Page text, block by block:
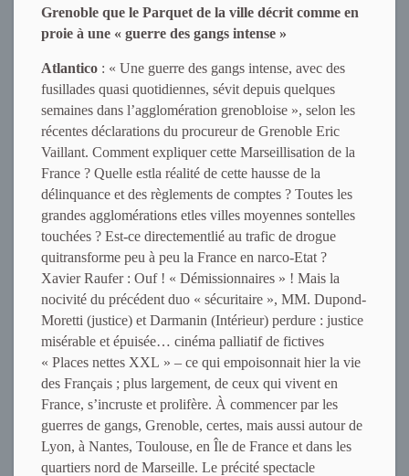
Grenoble que le Parquet de la ville décrit comme en
proie à une « guerre des gangs intense »
Atlantico : « Une guerre des gangs intense, avec des
fusillades quasi quotidiennes, sévit depuis quelques
semaines dans l’agglomération grenobloise », selon les
récentes déclarations du procureur de Grenoble Eric
Vaillant. Comment expliquer cette Marseillisation de la
France ? Quelle estla réalité de cette hausse de la
délinquance et des règlements de comptes ? Toutes les
grandes agglomérations etles villes moyennes sontelles
touchées ? Est-ce directementlié au trafic de drogue
quitransforme peu à peu la France en narco-Etat ?
Xavier Raufer : Ouf ! « Démissionnaires » ! Mais la
nocivité du précédent duo « sécuritaire », MM. Dupond-
Moretti (justice) et Darmanin (Intérieur) perdure : justice
misérable et épuisée… cinéma palliatif de fictives
« Places nettes XXL » – ce qui empoisonnait hier la vie
des Français ; plus largement, de ceux qui vivent en
France, s’incruste et prolifère. À commencer par les
guerres de gangs, Grenoble, certes, mais aussi autour de
Lyon, à Nantes, Toulouse, en Île de France et dans les
quartiers nord de Marseille. Le précité spectacle